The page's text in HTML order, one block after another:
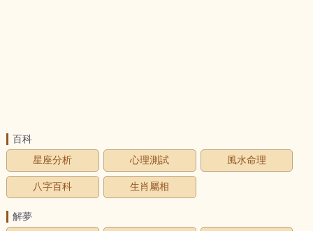
百科
星座分析
心理測試 風水命理
八字百科 生肖屬相
解夢